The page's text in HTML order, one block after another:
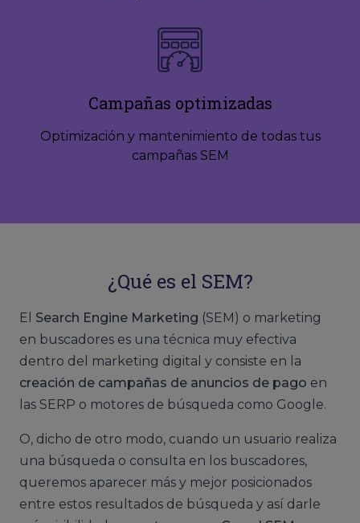
Campañas optimizadas
Optimización y mantenimiento de todas tus
campañas SEM
¿Qué es el SEM?
El Search Engine Marketing (SEM) o marketing
en buscadores es una técnica muy efectiva
dentro del marketing digital y consiste en la
creación de campañas de anuncios de pago en
las SERP o motores de búsqueda como Google.
O, dicho de otro modo, cuando un usuario realiza
una búsqueda o consulta en los buscadores,
queremos aparecer más y mejor posicionados
entre estos resultados de búsqueda y así darle